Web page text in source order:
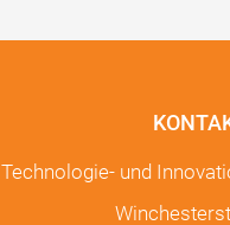
Technologie- und